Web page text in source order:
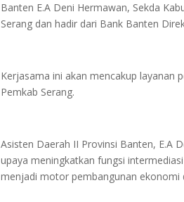
Banten E.A Deni Hermawan, Sekda
Serang dan hadir dari Bank Banten
Kerjasama ini akan mencakup layanan
Pemkab Serang.
Asisten Daerah II Provinsi Banten, E.A
upaya meningkatkan fungsi
menjadi motor pembangunan ekonomi